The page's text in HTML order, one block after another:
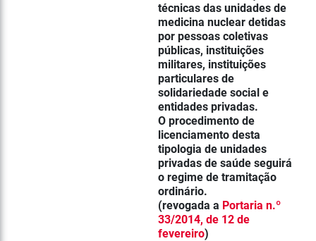
técnicas das unidades de
medicina nuclear detidas
por pessoas coletivas
públicas, instituições
militares, instituições
particulares de
solidariedade social e
entidades privadas.
O procedimento de
licenciamento desta
tipologia de unidades
privadas de saúde seguirá
o regime de tramitação
ordinário.
(revogada a Portaria n.º
33/2014, de 12 de
fevereiro)